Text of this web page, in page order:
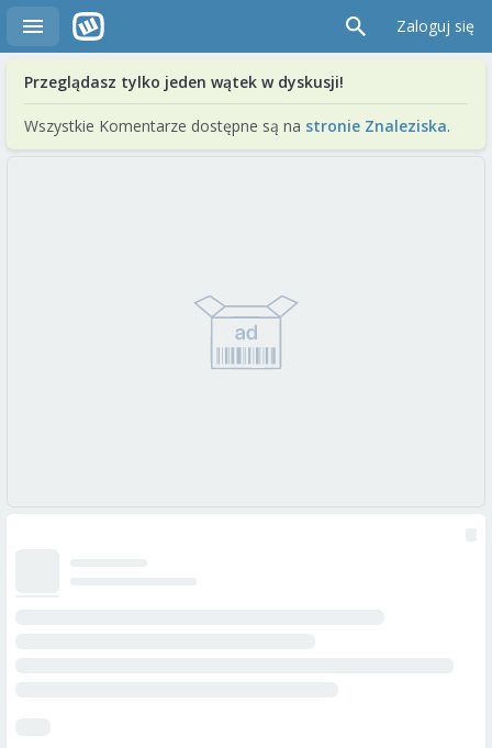
Zaloguj się
Przeglądasz tylko jeden wątek w dyskusji!
Wszystkie Komentarze dostępne są na stronie Znaleziska.